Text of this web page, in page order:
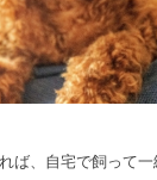
ば、自宅で飼って一